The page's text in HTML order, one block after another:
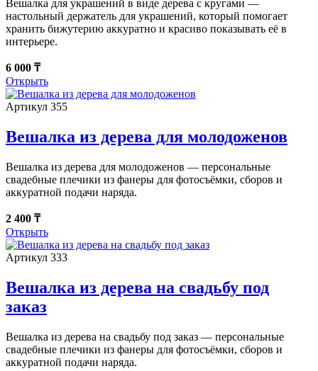
Вешалка для украшений в виде дерева с кругами —
настольный держатель для украшений, который помогает
хранить бижутерию аккуратно и красиво показывать её в
интерьере.
6 000 ₸
Открыть
Артикул 355
Вешалка из дерева для молодоженов
Вешалка из дерева для молодоженов — персональные
свадебные плечики из фанеры для фотосъёмки, сборов и
аккуратной подачи наряда.
2 400 ₸
Открыть
Артикул 333
Вешалка из дерева на свадьбу под
заказ
Вешалка из дерева на свадьбу под заказ — персональные
свадебные плечики из фанеры для фотосъёмки, сборов и
аккуратной подачи наряда.